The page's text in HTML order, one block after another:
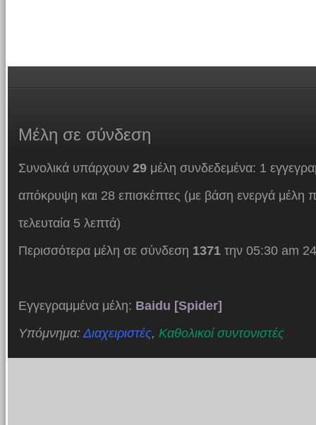
Μέλη σε σύνδεση
Συνολικά υπάρχουν 29μέλη συνδεδεμένα: 1
απόκρυψη και 28 επισκέπτες (με βάση ενεργά μέλη
τελευταία 5 λεπτά)
Περισσότερα μέλη σε σύνδεση 1371την 05:30 am
Εγγεγραμμένα μέλη: Baidu [Spider]
Υπόμνημα:Διαχειριστές, Καθολικοί συντονιστές